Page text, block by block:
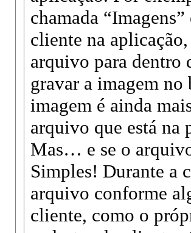
chamada
cliente na
arquivo para dentro
gravar a imagem no
imagem é ainda
arquivo que está na
Mas… e se o
Simples! Durante a
arquivo conforme
cliente, como o